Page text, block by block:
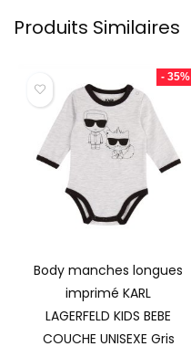
Produits Similaires
- 35%
Body manches longues
imprimé KARL
LAGERFELD KIDS BEBE
COUCHE UNISEXE Gris